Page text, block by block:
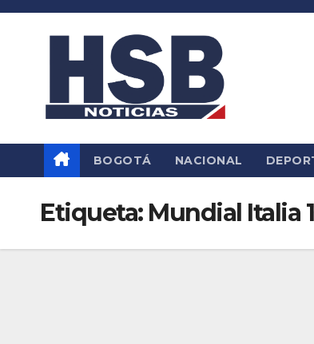
Saltar
BOGOTÁ NACIONAL
Etiqueta: Mundial Italia